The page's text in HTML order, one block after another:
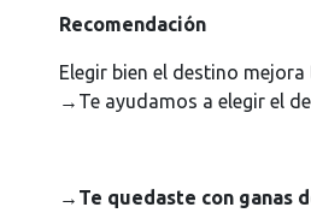
Recomendación
Elegir bien el destino
→Te ayudamos a elegir el
→Te quedaste con ganas